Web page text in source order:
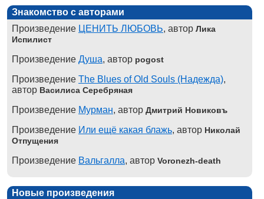
Знакомство с авторами
Произведение ЦЕНИТЬ ЛЮБОВЬ, автор Лика
Испилист
Произведение Душа, автор pogost
Произведение The Blues of Old Souls (Надежда),
автор Василиса Серебряная
Произведение Мурман, автор Дмитрий Новиковъ
Произведение Или ещё какая блажь, автор Николай
Отпущения
Произведение Вальгалла, автор Voronezh-death
Новые произведения